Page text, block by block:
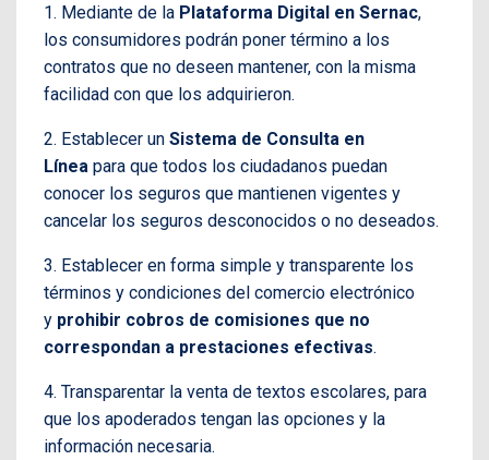
1. Mediante de la Plataforma Digital en Sernac,
los consumidores podrán poner término a los
contratos que no deseen mantener, con la misma
facilidad con que los adquirieron.
2. Establecer un Sistema de Consulta en
Línea para que todos los ciudadanos puedan
conocer los seguros que mantienen vigentes y
cancelar los seguros desconocidos o no deseados.
3. Establecer en forma simple y transparente los
términos y condiciones del comercio electrónico
y prohibir cobros de comisiones que no
correspondan a prestaciones efectivas.
4. Transparentar la venta de textos escolares, para
que los apoderados tengan las opciones y la
información necesaria.